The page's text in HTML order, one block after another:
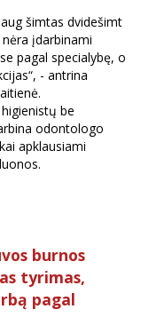
šimtas dvidešimt
įdarbinami
pagal specialybę, o
- antrina
be
odontologo
apklausiami
burnos
tyrimas,
pagal